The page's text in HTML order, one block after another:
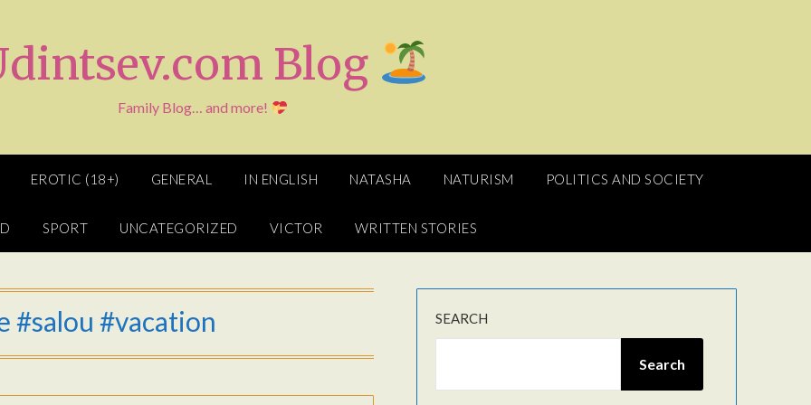
Blog
Family Blog… and more!
EROTIC (18+) GENERAL IN ENGLISH NATASHA NATURISM POLITICS AND SOCIETY
SPORT UNCATEGORIZED VICTOR WRITTEN STORIES
#salou #vacation SEARCH
Search